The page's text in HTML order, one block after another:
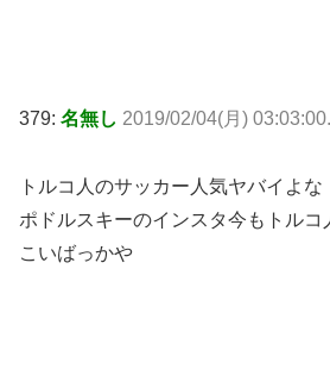
379: 名無し 2019/02/04(月)
トルコ人のサッカー人気ヤバイよな
ポドルスキーのインスタ今もトルコ
こいばっかや